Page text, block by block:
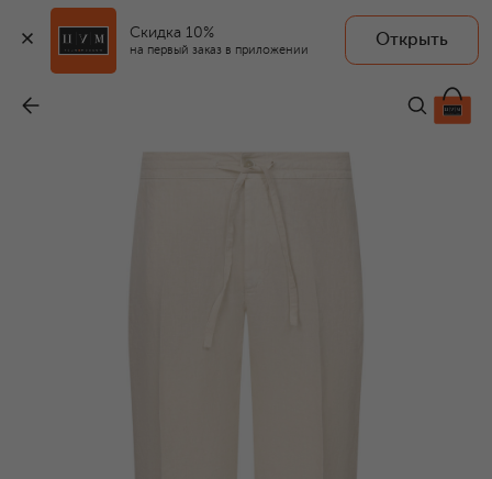
Скидка 10%
на первый заказ в приложении
Открыть
35 150 ₽